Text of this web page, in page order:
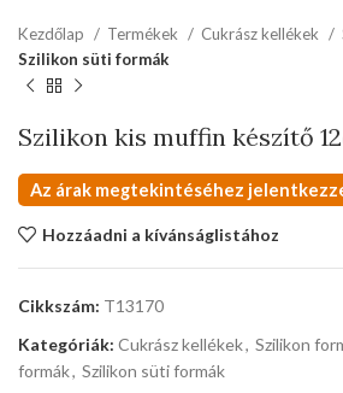
Kezdőlap Termékek Cukrász kellékek
Szilikon süti formák
Szilikon kis muffin készítő
Az árak megtekintéséhez
Hozzáadni a kívánságlistához
Cikkszám: T13170
Kategóriák: Cukrász kellékek, Szilikon
formák, Szilikon süti formák